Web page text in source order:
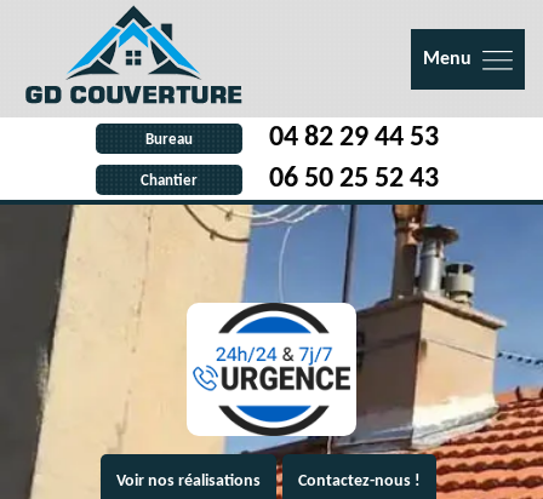
Menu
Bureau 04 82 29 44 53
Chantier 06 50 25 52 43
Voir nos réalisations Contactez-nous !